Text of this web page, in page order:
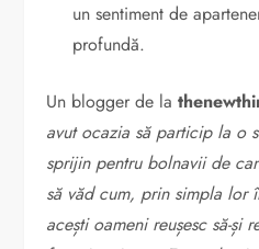
un sentiment de
profundă.
Un blogger de la
avut ocazia să particip la o
sprijin pentru bolnavii de
să văd cum, prin simpla lor
acești oameni reușesc să-și